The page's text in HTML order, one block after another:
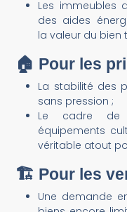
Les immeubles
des aides
la valeur du bien
🏠 Pour les
La stabilité des
sans pression ;
Le cadre de
équipements
véritable atout
🏗️ Pour les
Une demande